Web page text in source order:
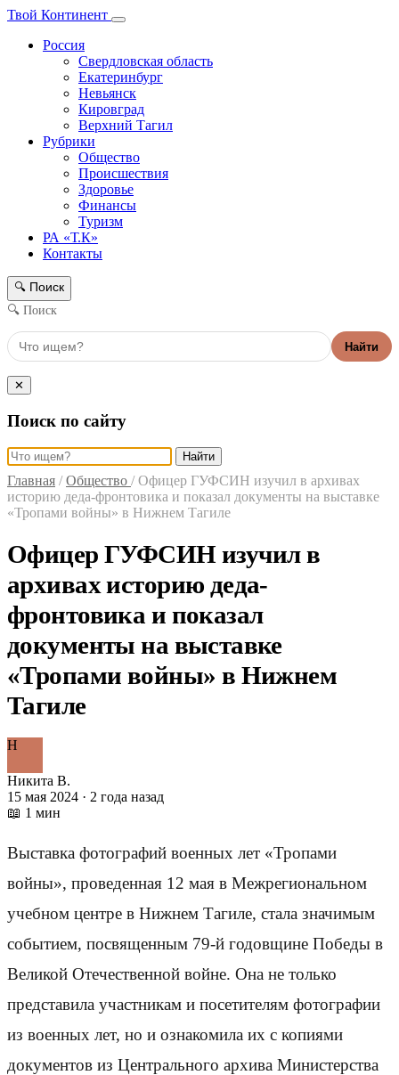
Твой Континент
Россия
Свердловская область
Екатеринбург
Невьянск
Кировград
Верхний Тагил
Рубрики
Общество
Происшествия
Здоровье
Финансы
Туризм
РА «Т.К»
Контакты
🔍 Поиск
🔍 Поиск
Найти
✕
Поиск по сайту
Найти
Главная / Общество / Офицер ГУФСИН изучил в архивах
историю деда-фронтовика и показал документы на выставке
«Тропами войны» в Нижнем Тагиле
Офицер ГУФСИН изучил в
архивах историю деда-
фронтовика и показал
документы на выставке
«Тропами войны» в Нижнем
Тагиле
Н
Никита В.
15 мая 2024 · 2 года назад
📖 1 мин
Выставка фотографий военных лет «Тропами
войны», проведенная 12 мая в Межрегиональном
учебном центре в Нижнем Тагиле, стала значимым
событием, посвященным 79-й годовщине Победы в
Великой Отечественной войне. Она не только
представила участникам и посетителям фотографии
из военных лет, но и ознакомила их с копиями
документов из Центрального архива Министерства